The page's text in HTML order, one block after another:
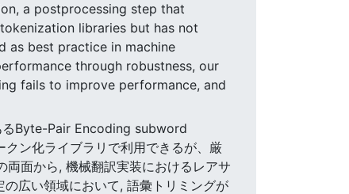
a postprocessing step that
libraries but has not
as best practice in machine
through robustness, our
fails to improve performance, and
るByte-Pair Encoding subword
ン化ライブラリで利用できるが、厳
面から, 機械翻訳実装におけるレアサ
広い領域において, 語彙トリミングが